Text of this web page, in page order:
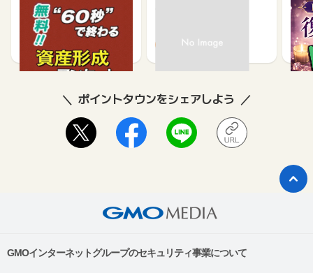
【無料・60秒で終わる】
資産形成に関するアンケ
ート540 64
復
ケー
ポイントタウンをシェアしよう
GMOインターネットグループのセキュリティ事業について